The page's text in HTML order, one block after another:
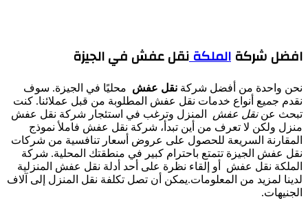
افضل شركة الملكةنقل عفش في الجيزة
نحن واحدة من أفضل شركة نقل عفش محليًا في الجيزة. سوف
نقدم جميع أنواع خدمات نقل عفش المطلوبة من قبل عملائنا. كنت
تبحث عننقل عفش
المنزل وترغب في استئجار شركة نقل عفش
منزل ولكن لا تعرف من أين تبدأ، شركة نقل عفش فاملأ نموذج
المقارنة السريعة للحصول على عروض أسعار تنافسية من شركات
نقل عفش الجيزة تتمتع باحترام كبير في منطقتك المحلية. شركة
الملكة نقل عفش أو إلقاء نظرة على أحد أدلة نقل عفش المنزلية
لدينا لمزيد من المعلومات.يمكن أن تصل تكلفة نقل المنزل إلى آلاف
الجنيهات.